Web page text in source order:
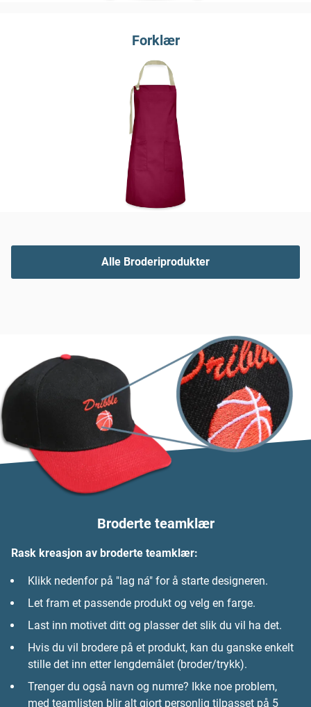
Forklær
Alle Broderiprodukter
Broderte teamklær
Rask kreasjon av broderte teamklær:
Klikk nedenfor på "lag ná" for å starte designeren.
Let fram et passende produkt og velg en farge.
Last inn motivet ditt og plasser det slik du vil ha det.
Hvis du vil brodere på et produkt, kan du ganske enkelt
stille det inn etter lengdemålet (broder/trykk).
Trenger du også navn og numre? Ikke noe problem,
med teamlisten blir alt gjort personlig tilpasset på 5